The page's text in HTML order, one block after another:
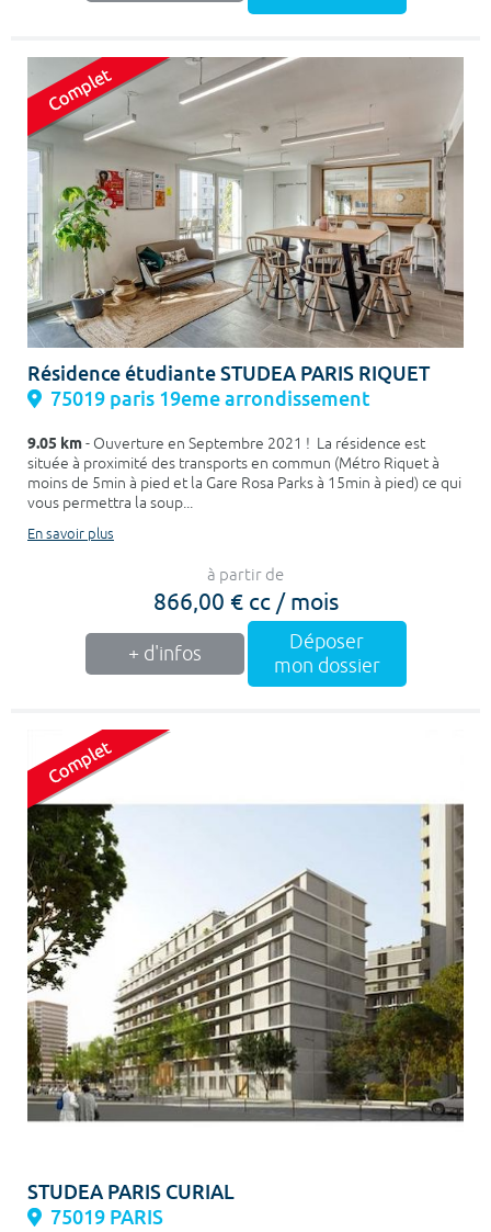
Résidence étudiante STUDEA PARIS RIQUET
75019 paris 19eme arrondissement
9.05 km- Ouverture en Septembre 2021 ! La résidence est
située à proximité des transports en commun (Métro Riquet à
moins de 5min à pied et la Gare Rosa Parks à 15min à pied) ce qui
vous permettra la soup...
En savoir plus
à partir de
866,00 € cc / mois
+ d'infos
Déposer
mon dossier
STUDEA PARIS CURIAL
75019 PARIS